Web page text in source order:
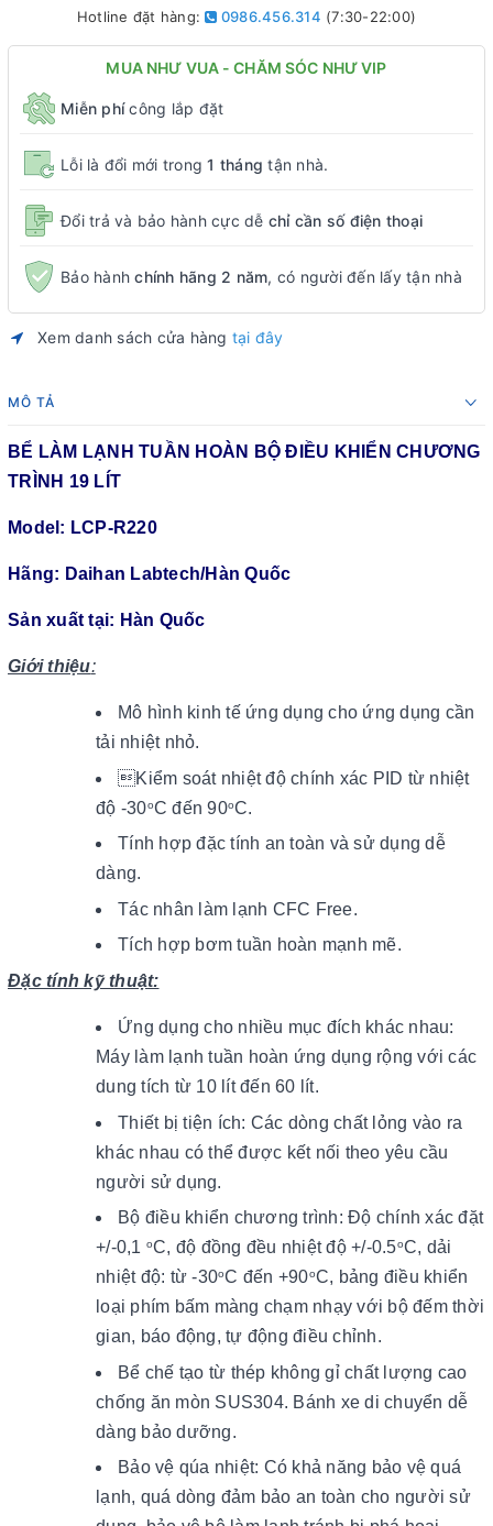
Hotline đặt hàng: 0986.456.314 (7:30-22:00)
MUA NHƯ VUA - CHĂM SÓC NHƯ VIP
Miễn phícông lắp đặt
Lỗi là đổi mới trong1 tháng tận nhà.
Đổi trả và bảo hành cực dễ chỉ cần số điện thoại
Bảo hànhchính hãng 2 năm, có người đến lấy tận nhà
Xem danh sách cửa hàng tại đây
MÔ TẢ
BỂ LÀM LẠNH TUẦN HOÀN BỘ ĐIỀU KHIỂN CHƯƠNG
TRÌNH 19 LÍT
Model: LCP-R220
Hãng: Daihan Labtech/Hàn Quốc
Sản xuất tại: Hàn Quốc
Giới thiệu:
Mô hình kinh tế ứng dụng cho ứng dụng cần
tải nhiệt nhỏ.
Kiểm soát nhiệt độ chính xác PID từ nhiệt
độ -30oC đến 90oC.
Tính hợp đặc tính an toàn và sử dụng dễ
dàng.
Tác nhân làm lạnh CFC Free.
Tích hợp bơm tuần hoàn mạnh mẽ.
Đặc tính kỹ thuật:
Ứng dụng cho nhiều mục đích khác nhau:
Máy làm lạnh tuần hoàn ứng dụng rộng với các
dung tích từ 10 lít đến 60 lít.
Thiết bị tiện ích: Các dòng chất lỏng vào ra
khác nhau có thể được kết nối theo yêu cầu
người sử dụng.
Bộ điều khiển chương trình: Độ chính xác đặt
+/-0,1 oC, độ đồng đều nhiệt độ +/-0.5oC, dải
nhiệt độ: từ -30oC đến +90oC, bảng điều khiển
loại phím bấm màng chạm nhạy với bộ đếm thời
gian, báo động, tự động điều chỉnh.
Bể chế tạo từ thép không gỉ chất lượng cao
chống ăn mòn SUS304. Bánh xe di chuyển dễ
dàng bảo dưỡng.
Bảo vệ qúa nhiệt: Có khả năng bảo vệ quá
lạnh, quá dòng đảm bảo an toàn cho người sử